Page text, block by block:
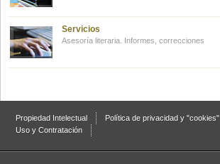
Servicios
Asesoría literaria. Informes, correcciones
Propiedad Intelectual
Política de privacidad y "cookies"
Uso y Contratación